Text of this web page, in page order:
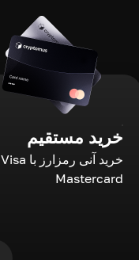
خرید مستقیم
Mastercard